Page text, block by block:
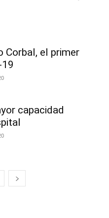
Corbal, el primer
capacidad